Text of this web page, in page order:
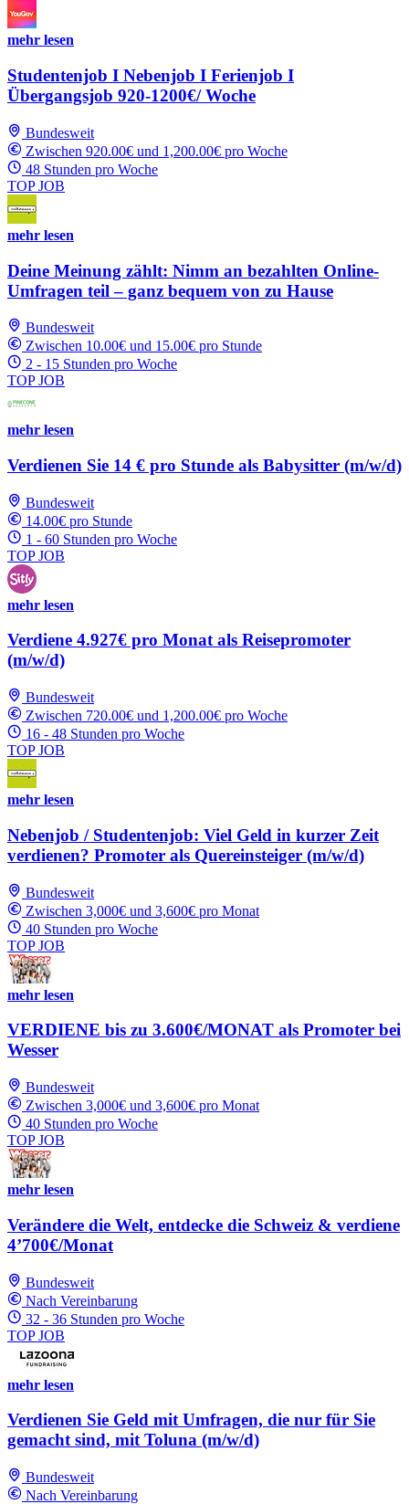
mehr lesen
Studentenjob I Nebenjob I Ferienjob I
Übergangsjob 920-1200€/ Woche
Bundesweit
Zwischen 920.00€ und 1,200.00€ pro Woche
48 Stunden pro Woche
TOP JOB
mehr lesen
Deine Meinung zählt: Nimm an bezahlten Online-
Umfragen teil – ganz bequem von zu Hause
Bundesweit
Zwischen 10.00€ und 15.00€ pro Stunde
2 - 15 Stunden pro Woche
TOP JOB
mehr lesen
Verdienen Sie 14 € pro Stunde als Babysitter (m/w/d)
Bundesweit
14.00€ pro Stunde
1 - 60 Stunden pro Woche
TOP JOB
mehr lesen
Verdiene 4.927€ pro Monat als Reisepromoter
(m/w/d)
Bundesweit
Zwischen 720.00€ und 1,200.00€ pro Woche
16 - 48 Stunden pro Woche
TOP JOB
mehr lesen
Nebenjob / Studentenjob: Viel Geld in kurzer Zeit
verdienen? Promoter als Quereinsteiger (m/w/d)
Bundesweit
Zwischen 3,000€ und 3,600€ pro Monat
40 Stunden pro Woche
TOP JOB
mehr lesen
VERDIENE bis zu 3.600€/MONAT als Promoter bei
Wesser
Bundesweit
Zwischen 3,000€ und 3,600€ pro Monat
40 Stunden pro Woche
TOP JOB
mehr lesen
Verändere die Welt, entdecke die Schweiz & verdiene
4’700€/Monat
Bundesweit
Nach Vereinbarung
32 - 36 Stunden pro Woche
TOP JOB
mehr lesen
Verdienen Sie Geld mit Umfragen, die nur für Sie
gemacht sind, mit Toluna (m/w/d)
Bundesweit
Nach Vereinbarung